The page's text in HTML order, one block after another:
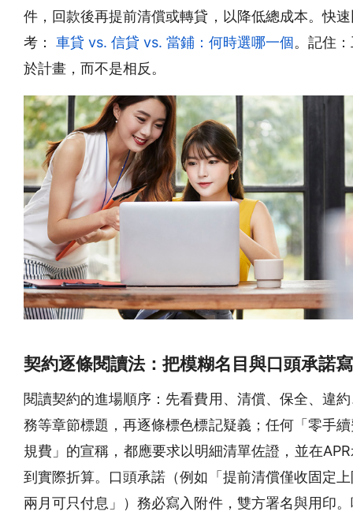
件，回款後再提前清償或轉貸，以降低總成本。快
考：
車貸 vs. 信貸 vs. 當鋪：何時選哪一個。記住
於計畫，而不是相反。
契約逐條閱讀法：把模糊名目與口頭承諾
閱讀契約的進場順序：先看費用、清償、保全、違
務等章節標題，再逐條標色標記疑義；任何「零手
規費」的宣稱，都應要求以明細清單佐證，並在
到實際折算。口頭承諾（例如「提前清償僅收固定
兩月可只付息」）務必寫入附件，雙方署名與用印